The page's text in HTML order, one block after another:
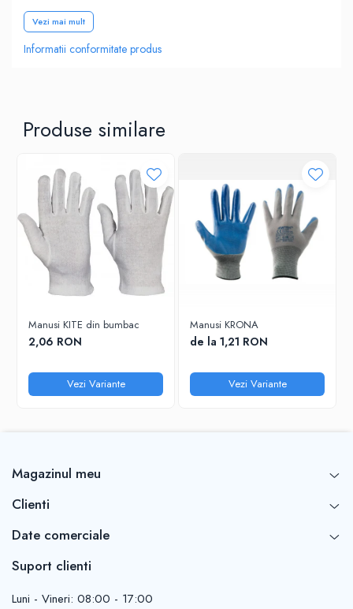
Căptușeală rezistentă de calibru 10
Căptușeală respirabilă fără cusături
Certificat CE
Pungă de vânzare cu amănuntul care ajută la
Poliester, Elastic, Cauciuc Cloroprenic
Vezi mai mult
Informatii conformitate produs
Produse similare
Manusi KITE din bumbac
2,06 RON
Vezi Variante
Manusi KRONA
de la 1,21 RON
Vezi Variante
Magazinul meu
Clienti
Date comerciale
Suport clienti
Luni - Vineri: 08:00 - 17:00